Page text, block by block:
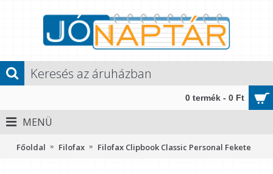
0 termék - 0 Ft
MENÜ
Főoldal Filofax Filofax Clipbook Classic Personal Fekete